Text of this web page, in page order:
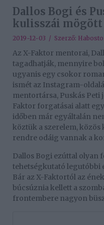
Dallos Bogi és
kulisszái
2019-12-03 / Szerző:
Az X-Faktor mentorai,
tagadhatják, mennyire
ugyanis egy csokor
ismét az Instagram-
mentortársa, Puskás Peti
Faktor forgatásai alatt
időben már egyáltalán
köztük a szerelem,
rendre odáig vannak a
Dallos Bogi ezúttal olyan
tehetségkutató legutóbbi
Bár az X-Faktortól az
búcsúznia kellett a
frontembere nagyon